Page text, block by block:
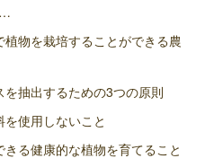
…
物を栽培することができる農
抽出するための3つの原則
使用しないこと
る健康的な植物を育てること